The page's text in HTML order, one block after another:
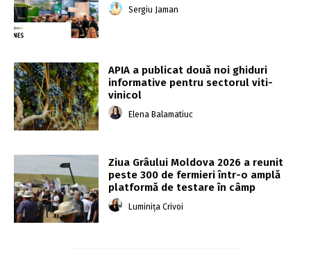
Sergiu Jaman
APIA a publicat două noi ghiduri
informative pentru sectorul viti-
vinicol
Elena Balamatiuc
Ziua Grâului Moldova 2026 a reunit
peste 300 de fermieri într-o amplă
platformă de testare în câmp
Luminița Crivoi